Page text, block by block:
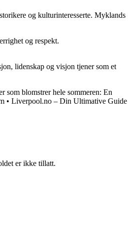
og kulturinteresserte. Myklands
og respekt.
lidenskap og visjon tjener som et
som blomstrer hele sommeren: En
• Liverpool.no – Din Ultimative Guide
er ikke tillatt.